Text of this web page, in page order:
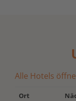
Alle Hotels
Ort